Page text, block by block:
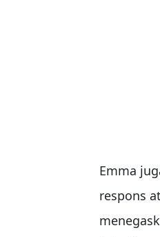
Emma
respons